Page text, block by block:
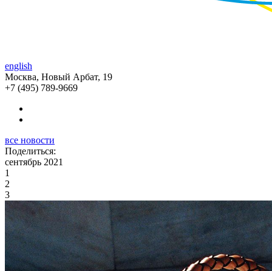
english
Москва, Новый Арбат, 19
+7 (495) 789-9669
все новости
Поделиться:
сентябрь 2021
1
2
3